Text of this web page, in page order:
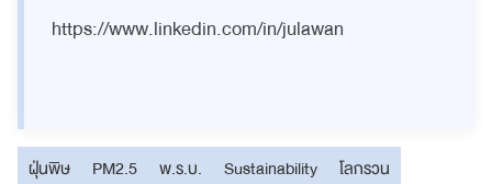
https://www.linkedin.com/in/julawan
ฝุ่นพิษ PM2.5 พ.ร.บ. Sustainability โลกรวน